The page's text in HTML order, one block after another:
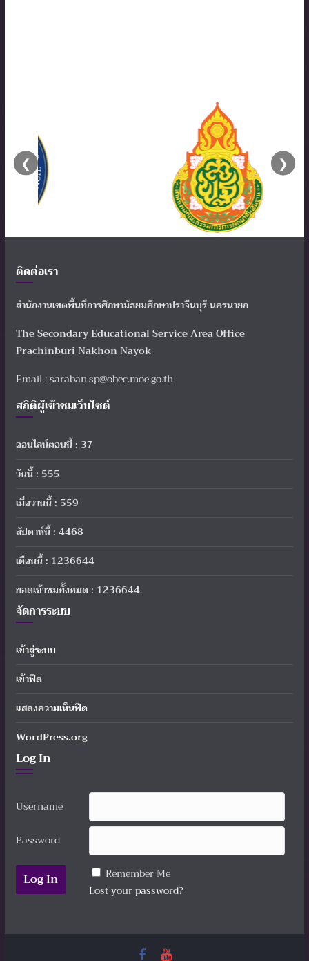
❮ ❯
ติดต่อเรา
สำนักงานเขตพื้นที่การศึกษามัธยมศึกษาปราจีนบุรี นครนายก
The Secondary Educational Service Area Office
Prachinburi Nakhon Nayok
Email : saraban.sp@obec.moe.go.th
สถิติผู้เข้าชมเว็บไซต์
ออนไลน์ตอนนี้ : 37
วันนี้ : 555
เมื่อวานนี้ : 559
สัปดาห์นี้ : 4468
เดือนนี้ : 1236644
ยอดเข้าชมทั้งหมด : 1236644
จัดการระบบ
เข้าสู่ระบบ
เข้าฟีด
แสดงความเห็นฟีด
WordPress.org
Log In
Username
Password
Remember Me
Lost your password?